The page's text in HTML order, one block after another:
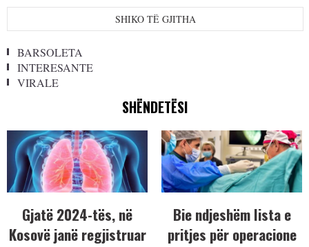
SHIKO TË GJITHA
BARSOLETA
INTERESANTE
VIRALE
SHËNDETËSI
Gjatë 2024-tës, në
Kosovë janë regjistruar
Bie ndjeshëm lista e
pritjes për operacione